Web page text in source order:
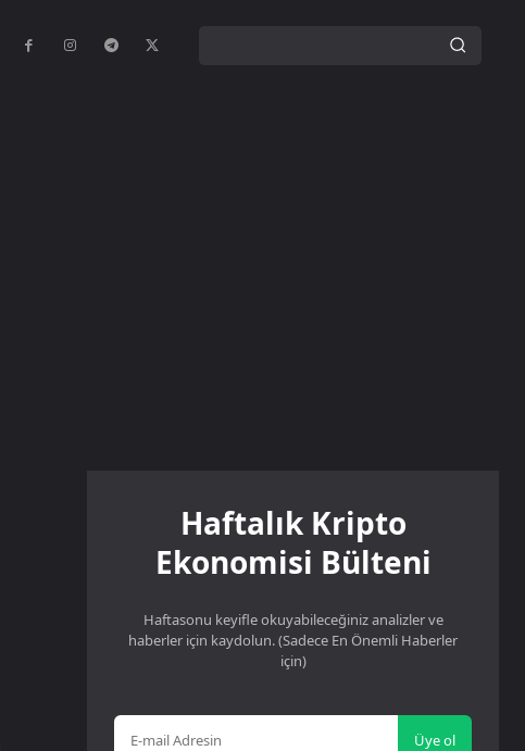
Haftalık Kripto
Ekonomisi Bülteni
Haftasonu keyifle okuyabileceğiniz analizler ve
haberler için kaydolun. (Sadece En Önemli Haberler
için)
Üye ol